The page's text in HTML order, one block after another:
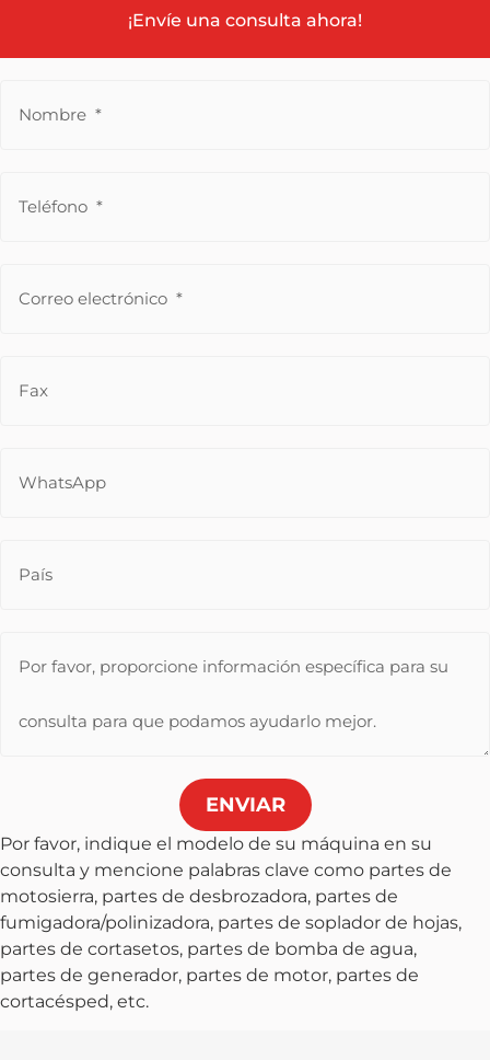
¡Envíe una consulta ahora!
ENVIAR
Por favor, indique el modelo de su máquina en su
consulta y mencione palabras clave como partes de
motosierra, partes de desbrozadora, partes de
fumigadora/polinizadora, partes de soplador de hojas,
partes de cortasetos, partes de bomba de agua,
partes de generador, partes de motor, partes de
cortacésped, etc.